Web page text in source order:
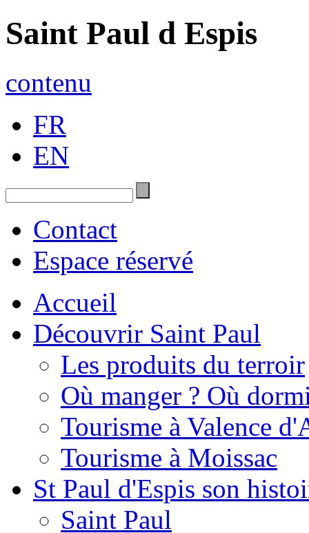
Saint Paul d Espis
contenu
FR
EN
Contact
Espace réservé
Accueil
Découvrir Saint Paul
Les produits du terroir
Où manger ? Où
Tourisme à Valence
Tourisme à Moissac
St Paul d'Espis son
Saint Paul